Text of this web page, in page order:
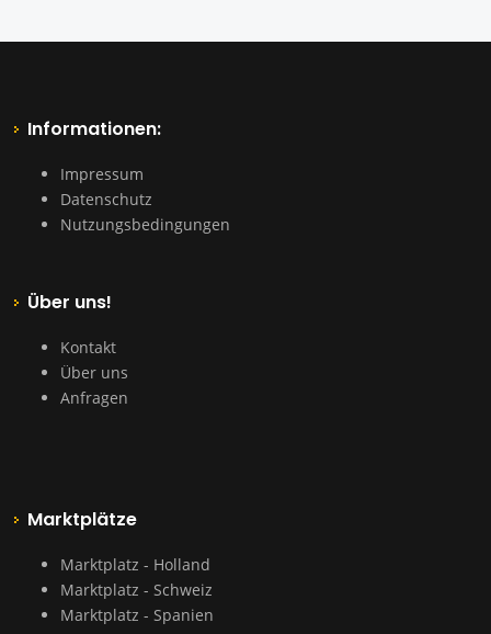
Informationen:
Impressum
Datenschutz
Nutzungsbedingungen
Über uns!
Kontakt
Über uns
Anfragen
Marktplätze
Marktplatz - Holland
Marktplatz - Schweiz
Marktplatz - Spanien